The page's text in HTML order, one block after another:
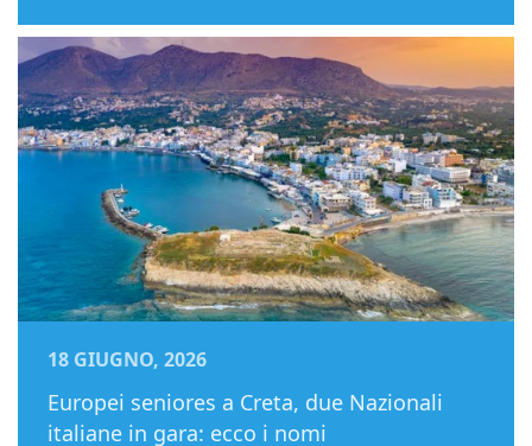
18 GIUGNO, 2026
Europei seniores a Creta, due Nazionali
italiane in gara: ecco i nomi